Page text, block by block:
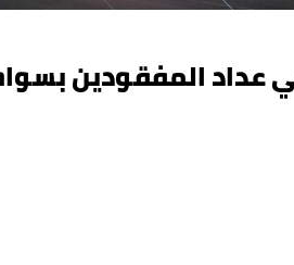
عداد المفقودين